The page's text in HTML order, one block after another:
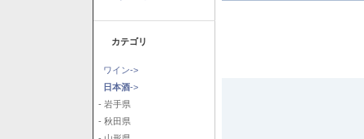
カテゴリ
ワイン->
日本酒->
- 岩手県
- 秋田県